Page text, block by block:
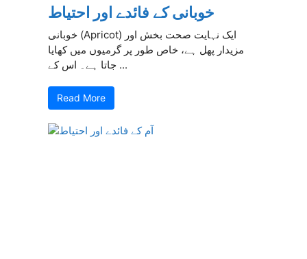
خوبانی کے فائدے اور احتیاط
خوبانی (Apricot) ایک نہایت صحت بخش اور
مزیدار پھل ہے، خاص طور پر گرمیوں میں کھایا
جاتا ہے۔ اس کے ...
Read More